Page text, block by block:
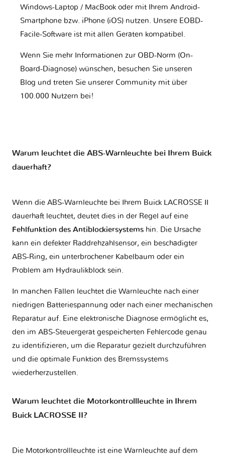
Windows-Laptop / MacBook oder mit Ihrem Android-
Smartphone bzw. iPhone (iOS) nutzen. Unsere EOBD-
Facile-Software ist mit allen Geräten kompatibel.
Wenn Sie mehr Informationen zur OBD-Norm (On-
Board-Diagnose) wünschen, besuchen Sie unseren
Blog und treten Sie unserer Community mit über
100.000 Nutzern bei!
Warum leuchtet die ABS-Warnleuchte bei Ihrem Buick
dauerhaft?
Wenn die ABS-Warnleuchte bei Ihrem Buick LACROSSE II
dauerhaft leuchtet, deutet dies in der Regel auf eine
Fehlfunktion des Antiblockiersystems hin. Die Ursache
kann ein defekter Raddrehzahlsensor, ein beschädigter
ABS-Ring, ein unterbrochener Kabelbaum oder ein
Problem am Hydraulikblock sein.
In manchen Fällen leuchtet die Warnleuchte nach einer
niedrigen Batteriespannung oder nach einer mechanischen
Reparatur auf. Eine elektronische Diagnose ermöglicht es,
den im ABS-Steuergerät gespeicherten Fehlercode genau
zu identifizieren, um die Reparatur gezielt durchzuführen
und die optimale Funktion des Bremssystems
wiederherzustellen.
Warum leuchtet die Motorkontrollleuchte in Ihrem
Buick LACROSSE II?
Die Motorkontrollleuchte ist eine Warnleuchte auf dem